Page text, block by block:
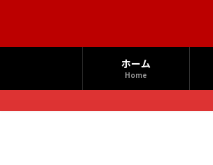
へ
ス
ョ
ン
ホーム
Home